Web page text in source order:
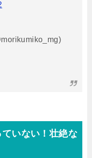
いない！壮絶な